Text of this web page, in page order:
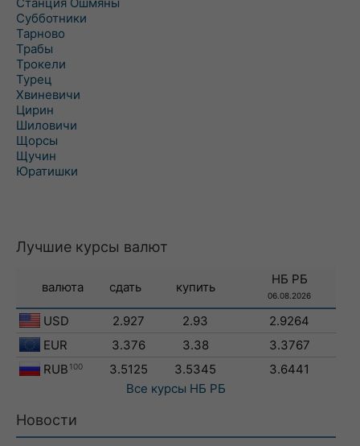
Субботники
Тарново
Трабы
Трокели
Турец
Хвиневичи
Цирин
Шиловичи
Щорсы
Щучин
Юратишки
Лучшие курсы валют
валюта сдать купить
НБ РБ
06.08.2026
USD 2.927 2.93
2.9264
EUR
3.376 3.38
3.3767
RUB 100 3.5125 3.5345
3.6441
Все курсы НБ РБ
Новости